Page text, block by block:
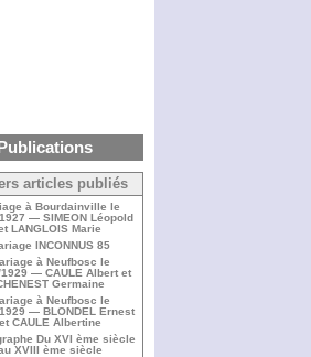
articles publiés
à Bourdainville le
— SIMEON Léopold
LANGLOIS Marie
INCONNUS 85
à Neufbosc le
— CAULE Albert et
Germaine
à Neufbosc le
— BLONDEL Ernest
CAULE Albertine
Du XVI ème siècle
XVIII ème siècle